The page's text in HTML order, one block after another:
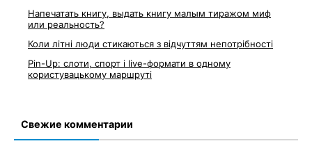
Напечатать книгу, выдать книгу малым тиражом миф
или реальность?
Коли літні люди стикаються з відчуттям непотрібності
Pin-Up: слоти, спорт і live-формати в одному
користувацькому маршруті
Свежие комментарии